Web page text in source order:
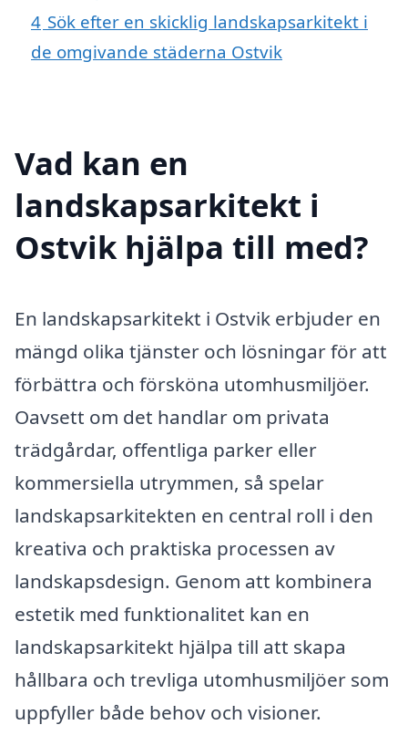
4 Sök efter en skicklig landskapsarkitekt i
de omgivande städerna Ostvik
Vad kan en
landskapsarkitekt i
Ostvik hjälpa till med?
En landskapsarkitekt i Ostvik erbjuder en
mängd olika tjänster och lösningar för att
förbättra och försköna utomhusmiljöer.
Oavsett om det handlar om privata
trädgårdar, offentliga parker eller
kommersiella utrymmen, så spelar
landskapsarkitekten en central roll i den
kreativa och praktiska processen av
landskapsdesign. Genom att kombinera
estetik med funktionalitet kan en
landskapsarkitekt hjälpa till att skapa
hållbara och trevliga utomhusmiljöer som
uppfyller både behov och visioner.